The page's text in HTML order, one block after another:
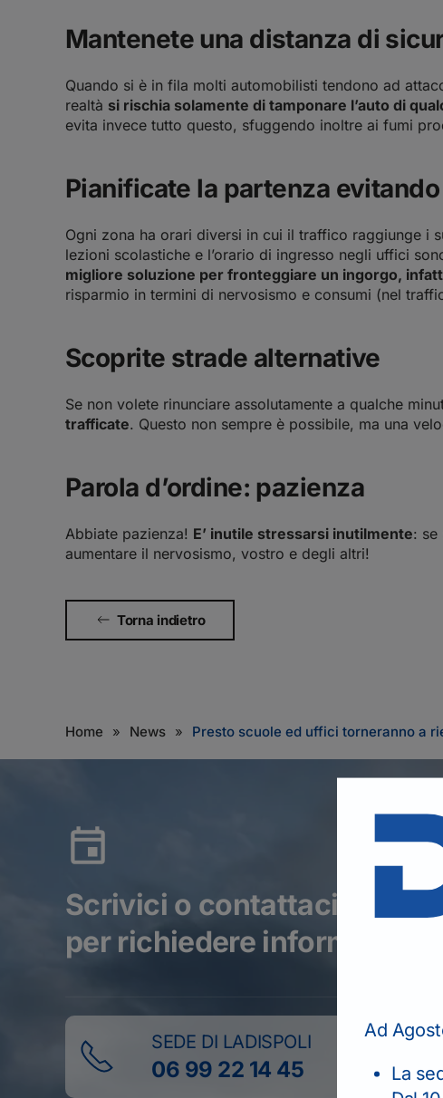
Mantenete una distanza di
Quando si è in fila molti automobilisti tendono ad
realtà si rischia solamente di tamponare l’auto di
evita invece tutto questo, sfuggendo inoltre ai fumi
Pianificate la partenza
Ogni zona ha orari diversi in cui il traffico raggiunge i
lezioni scolastiche e l’orario di ingresso negli uffici
migliore soluzione per fronteggiare un ingorgo,
risparmio in termini di nervosismo e consumi (nel
Scoprite strade alternative
Se non volete rinunciare assolutamente a qualche
trafficate. Questo non sempre è possibile, ma una
Parola d’ordine: pazienza
Abbiate pazienza! E’ inutile stressarsi inutilmente: se
aumentare il nervosismo, vostro e degli altri!
Torna indietro
Home News Presto scuole ed uffici torneranno a
Scrivici o contattaci
per richiedere informazioni.
SEDE DI LADISPOLI
06 99 22 14 45
Ad
La